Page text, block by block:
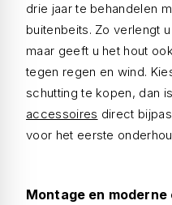
drie jaar te behandelen
buitenbeits. Zo verlengt
maar geeft u het hout
tegen regen en wind.
schutting te kopen, dan
accessoires direct
voor het eerste
Montage en